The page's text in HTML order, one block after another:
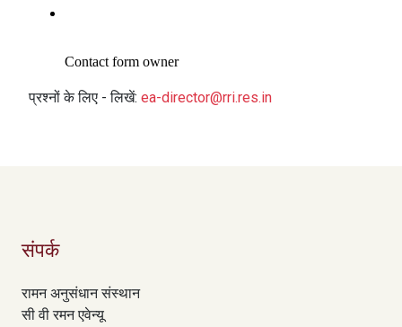
प्रश्नों के लिए - लिखें: ea-director@rri.res.in
संपर्क
रामन अनुसंधान संस्थान
सी वी रमन एवेन्यू